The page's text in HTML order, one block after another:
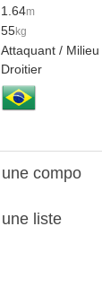
1.64m
55kg
Attaquant /
Droitier
compo
liste